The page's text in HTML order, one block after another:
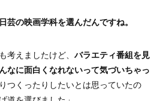
芸の映画学科を選んだんですね。
考えましたけど、 バラエティ番組を見
なに面白くなれないって気づいちゃっ
つくったりしたいとは思っていたの